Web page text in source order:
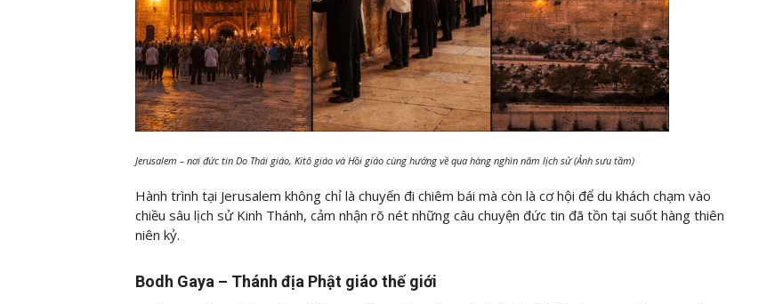
Jerusalem – nơi đức tin Do Thái giáo, Kitô giáo và Hồi giáo cùng hướng về qua hàng nghìn năm lịch sử (Ảnh sưu tầm)
Hành trình tại Jerusalem không chỉ là chuyến đi chiêm bái mà còn là cơ hội để du khách chạm vào
chiều sâu lịch sử Kinh Thánh, cảm nhận rõ nét những câu chuyện đức tin đã tồn tại suốt hàng thiên
niên kỷ.
Bodh Gaya – Thánh địa Phật giáo thế giới